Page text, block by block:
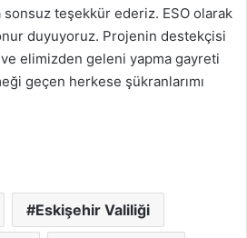
sonsuz teşekkür ederiz. ESO olarak
duyuyoruz. Projenin destekçisi
elimizden geleni yapma gayreti
geçen herkese şükranlarımı
Eskişehir Valiliği